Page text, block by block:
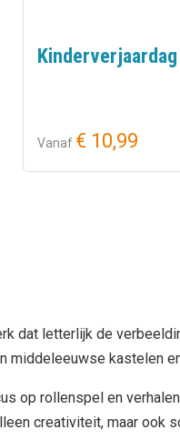
Kinderverjaardag
Vanaf € 10,99
dat letterlijk de
middeleeuwse kastelen
op rollenspel en
creativiteit, maar ook